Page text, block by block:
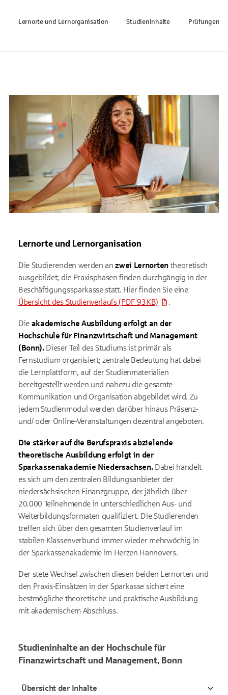
Lernorte und Lernorganisation Studieninhalte Prüfungen,
Lernorte und Lernorganisation
Die Studierenden werden anzwei Lernortentheoretisch
ausgebildet; die Praxisphasen finden durchgängig in der
Beschäftigungssparkasse statt. Hier finden Sie eine
Übersicht des Studienverlaufs (PDF 93 KB) .
Die akademische Ausbildung erfolgt an der
Hochschule für Finanzwirtschaft und Management
(Bonn).Dieser Teil des Studiums ist primär als
Fernstudium organisiert; zentrale Bedeutung hat dabei
die Lernplattform, auf der Studienmaterialien
bereitgestellt werden und nahezu die gesamte
Kommunikation und Organisation abgebildet wird. Zu
jedem Studienmodul werden darüber hinaus Präsenz-
und/ oder Online-Veranstaltungen dezentral angeboten.
Die stärker auf die Berufspraxis abzielende
theoretische Ausbildung erfolgt in der
Sparkassenakademie Niedersachsen.Dabei handelt
es sich um den zentralen Bildungsanbieter der
niedersächsischen Finanzgruppe, der jährlich über
20.000 Teilnehmende in unterschiedlichen Aus- und
Weiterbildungsformaten qualifiziert. Die Studierenden
treffen sich über den gesamten Studienverlauf im
stabilen Klassenverbund immer wieder mehrwöchig in
der Sparkassenakademie im Herzen Hannovers.
Der stete Wechsel zwischen diesen beiden Lernorten und
den Praxis-Einsätzen in der Sparkasse sichert eine
bestmögliche theoretische und praktische Ausbildung
mit akademischem Abschluss.
Studieninhalte an der Hochschule für
Finanzwirtschaft und Management, Bonn
Übersicht der Inhalte